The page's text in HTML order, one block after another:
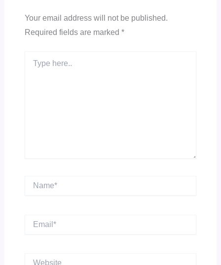
Your email address will not be published.
Required fields are marked *
here..
Website